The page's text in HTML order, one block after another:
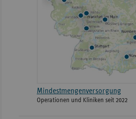
Mindestmengenversorgung
Operationen und Kliniken seit 2022